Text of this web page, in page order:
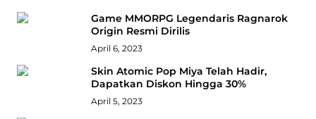
Game MMORPG Legendaris Ragnarok
Origin Resmi Dirilis
April 6, 2023
Skin Atomic Pop Miya Telah Hadir,
Dapatkan Diskon Hingga 30%
April 5, 2023